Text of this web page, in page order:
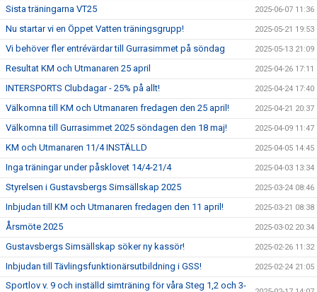
Sista träningarna VT25 2025-06-07 11:36
Nu startar vi en Öppet Vatten träningsgrupp! 2025-05-21 19:53
Vi behöver fler entrévärdar till Gurrasimmet på söndag 2025-05-13 21:09
Resultat KM och Utmanaren 25 april 2025-04-26 17:11
INTERSPORTS Clubdagar - 25% på allt! 2025-04-24 17:40
Välkomna till KM och Utmanaren fredagen den 25 april! 2025-04-21 20:37
Välkomna till Gurrasimmet 2025 söndagen den 18 maj! 2025-04-09 11:47
KM och Utmanaren 11/4 INSTÄLLD 2025-04-05 14:45
Inga träningar under påsklovet 14/4-21/4 2025-04-03 13:34
Styrelsen i Gustavsbergs Simsällskap 2025 2025-03-24 08:46
Inbjudan till KM och Utmanaren fredagen den 11 april! 2025-03-21 08:38
Årsmöte 2025 2025-03-02 20:34
Gustavsbergs Simsällskap söker ny kassör! 2025-02-26 11:32
Inbjudan till Tävlingsfunktionärsutbildning i GSS! 2025-02-24 21:05
Sportlov v. 9 och inställd simträning för våra Steg 1,2 och 3-